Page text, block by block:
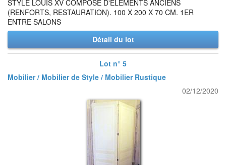
STYLE LOUIS XV COMPOSE D'ELEMENTS ANCIENS
(RENFORTS, RESTAURATION). 100 X 200 X 70 CM. 1ER
ENTRE SALONS
Détail du lot
Lot n° 5
Mobilier / Mobilier de Style / Mobilier Rustique
02/12/2020